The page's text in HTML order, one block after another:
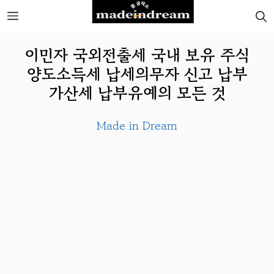
Skip
content
MENU
이민자 국외전출세 국내 보유 주식
양도소득세 납세의무자 신고 납부
가산세 납부유예의 모든 것
Made in Dream